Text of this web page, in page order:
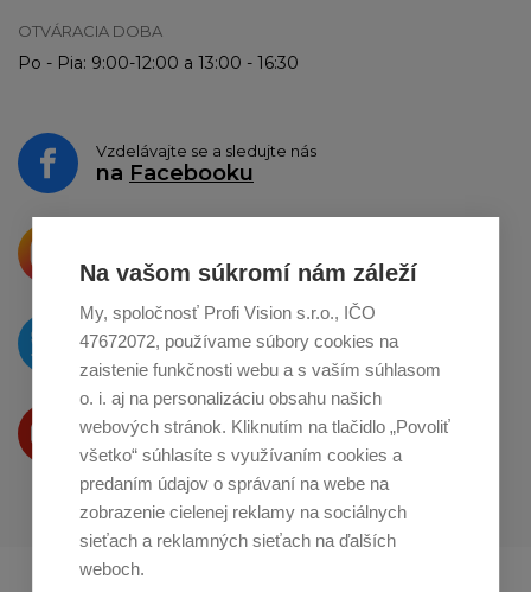
Na vašom súkromí nám záleží
My, spoločnosť Profi Vision s.r.o., IČO
47672072, používame súbory cookies na
zaistenie funkčnosti webu a s vaším súhlasom
o. i. aj na personalizáciu obsahu našich
webových stránok. Kliknutím na tlačidlo „Povoliť
všetko“ súhlasíte s využívaním cookies a
predaním údajov o správaní na webe na
zobrazenie cielenej reklamy na sociálnych
sieťach a reklamných sieťach na ďalších
weboch.
OTVÁRACIA DOBA
Po - Pia: 9:00-12:00 a 13:00 - 16:30
Vzdelávajte se a sledujte nás
na Facebooku
o zdieľanie naInstagrame
O novinkách píšeme
naTwitteri
Produkty Vám predstavujeme
na Youtube
Profikuchař.cz